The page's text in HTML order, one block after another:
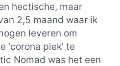
hectische, maar
2,5 maand waar ik
leveren om
‘corona piek’ te
Nomad was het een